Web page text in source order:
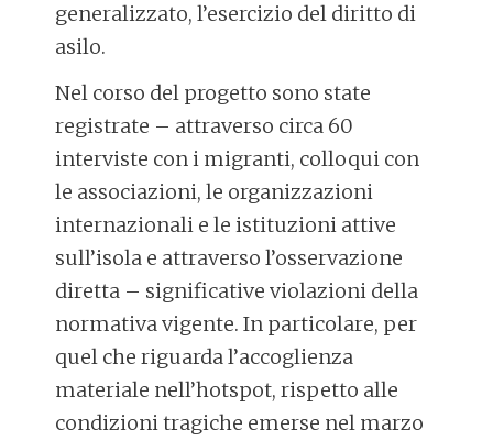
generalizzato, l’esercizio del diritto di
asilo.
Nel corso del progetto sono state
registrate – attraverso circa 60
interviste con i migranti, colloqui con
le associazioni, le organizzazioni
internazionali e le istituzioni attive
sull’isola e attraverso l’osservazione
diretta – significative violazioni della
normativa vigente. In particolare, per
quel che riguarda l’accoglienza
materiale nell’hotspot, rispetto alle
condizioni tragiche emerse nel marzo